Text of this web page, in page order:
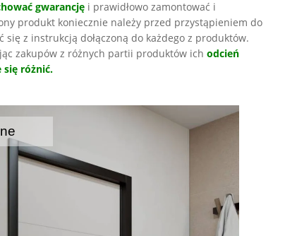
gwarancję i prawidłowo zamontować i
produkt koniecznie należy przed przystąpieniem do
się z instrukcją dołączoną do każdego z produktów.
zakupów z różnych partii produktów ichodcień
się różnić.